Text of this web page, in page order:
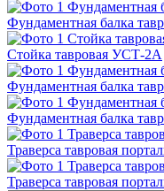
Фундаментная балка
Стойка тавровая УСТ-2А
Фундаментная балка
Фундаментная балка
Траверса тавровая
Траверса тавровая